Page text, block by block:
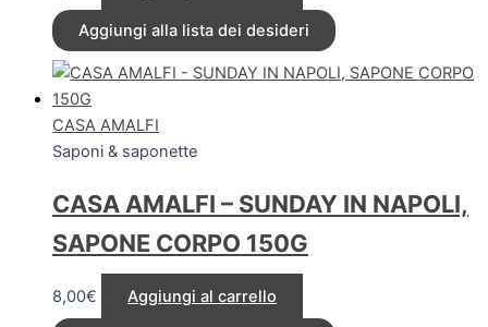
Aggiungi alla lista dei desideri
CASA AMALFI
Saponi & saponette
CASA AMALFI – SUNDAY IN NAPOLI,
SAPONE CORPO 150G
8,00€ Aggiungi al carrello